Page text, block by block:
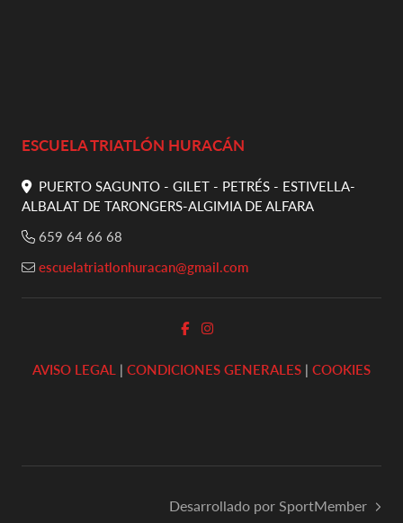
ESCUELA TRIATLÓN HURACÁN
PUERTO SAGUNTO - GILET - PETRÉS - ESTIVELLA-
ALBALAT DE TARONGERS-ALGIMIA DE ALFARA
659 64 66 68
escuelatriatlonhuracan@gmail.com
AVISO LEGAL | CONDICIONES GENERALES | COOKIES
Desarrollado por SportMember